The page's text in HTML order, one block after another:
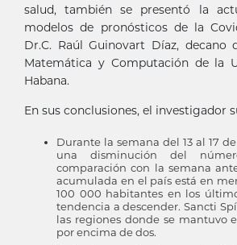
salud, también se presentó la
modelos de pronósticos de la
Dr.C. Raúl Guinovart Díaz, decano
Matemática y Computación de la
Habana.
En sus conclusiones, el investigador
Durante la semana del 13 al 17
una disminución del
comparación con la semana
acumulada en el país está en
100 000 habitantes en los
tendencia a descender. Sancti
las regiones donde se mantuvo
por encima de dos.